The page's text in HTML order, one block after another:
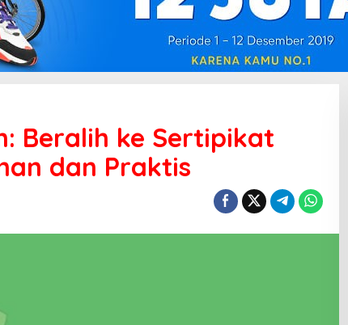
Beralih ke Sertipikat
dan Praktis